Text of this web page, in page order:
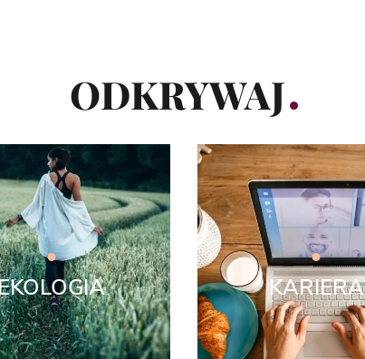
ODKRYWAJ
KARIERA